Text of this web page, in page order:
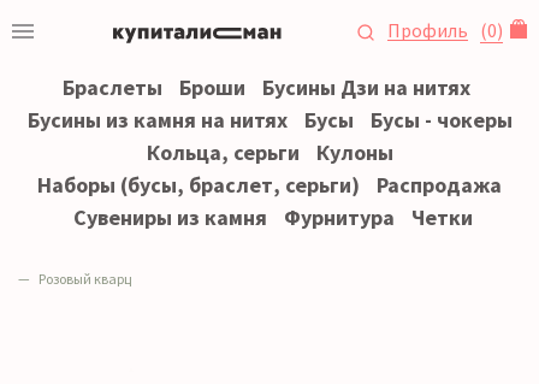
Профиль (0)
Браслеты Броши
Бусины Дзи на нитях
Бусины из камня на нитях
Бусы
Бусы - чокеры
Кольца, серьги
Кулоны
Наборы (бусы, браслет, серьги)
Распродажа
Сувениры из камня
Фурнитура Четки
Розовый кварц